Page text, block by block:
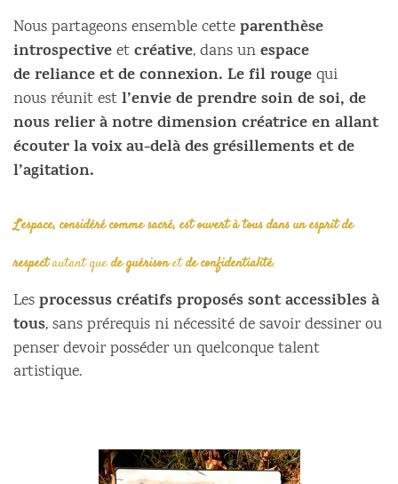
Nous partageons ensemble cetteparenthèse
introspectiveetcréative, dans unespace
de reliance et de connexion. Le fil rougequi
nous réunit estl’envie de prendre soin de soi, de
nous relier à notre dimension créatrice en allant
écouter la voix au-delà des grésillements et de
l’agitation.
L’espace, considéré comme sacré, est ouvert à tous dans un esprit de
respectautant quede guérisonetde confidentialité.
Lesprocessus créatifs proposés sont accessibles à
tous, sans prérequis ni nécessité de savoir dessiner ou
penser devoir posséder un quelconque talent
artistique.